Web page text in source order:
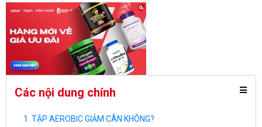
Các nội dung chính
TẬP AEROBIC GIẢM CÂN KHÔNG?